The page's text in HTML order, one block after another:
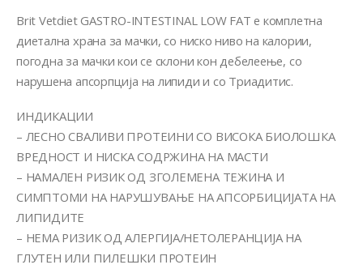
Brit Vetdiet GASTRO-INTESTINAL LOW FAT е комплетна
диетална храна за мачки, со ниско ниво на калории,
погодна за мачки кои се склони кон дебелеење, со
нарушена апсорпција на липиди и со Триадитис.
ИНДИКАЦИИ
– ЛЕСНО СВАЛИВИ ПРОТЕИНИ СО ВИСОКА БИОЛОШКА
ВРЕДНОСТ И НИСКА СОДРЖИНА НА МАСТИ
– НАМАЛЕН РИЗИК ОД ЗГОЛЕМЕНА ТЕЖИНА И
СИМПТОМИ НА НАРУШУВАЊЕ НА АПСОРБИЦИЈАТА НА
ЛИПИДИТЕ
– НЕМА РИЗИК ОД АЛЕРГИЈА/НЕТОЛЕРАНЦИЈА НА
ГЛУТЕН ИЛИ ПИЛЕШКИ ПРОТЕИН